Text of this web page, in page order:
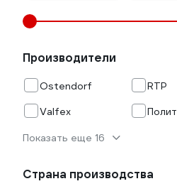
Производители
Ostendorf
RTP
Valfex
Показать еще 16
Страна производства